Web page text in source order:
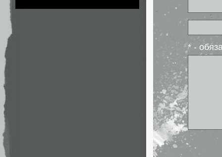
* -